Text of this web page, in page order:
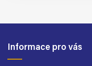
Informace pro vás